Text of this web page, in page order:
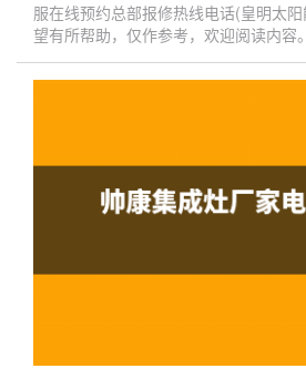
服在线预约总部报修热线电话(皇明太
望有所帮助，仅作参考，欢迎阅读内容